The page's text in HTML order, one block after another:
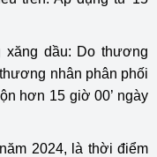
dầu: Do thương
nhân phân phối
hơn 15 giờ 00’ ngày
2024, là thời điểm